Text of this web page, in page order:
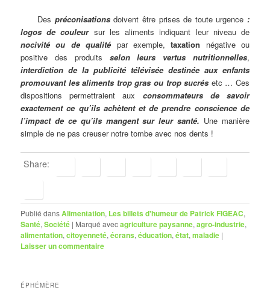
Des préconisations doivent être prises de toute urgence :
logos de couleur sur les aliments indiquant leur niveau de
nocivité ou de qualité par exemple,taxation négative ou
positive des produits selon leurs vertus nutritionnelles,
interdiction de la publicité télévisée destinée aux enfants
promouvant les aliments trop gras ou trop sucrés etc … Ces
dispositions permettraient aux consommateurs de savoir
exactement ce qu’ils achètent et de prendre conscience de
l’impact de ce qu’ils mangent sur leur santé. Une manière
simple de ne pas creuser notre tombe avec nos dents !
Share:
Publié dansAlimentation, Les billets d'humeur de Patrick FIGEAC,
Santé,Société | Marqué avecagriculture paysanne,agro-industrie,
alimentation,citoyenneté,écrans,éducation,état,maladie |
Laisser un commentaire
ÉPHÉMÈRE